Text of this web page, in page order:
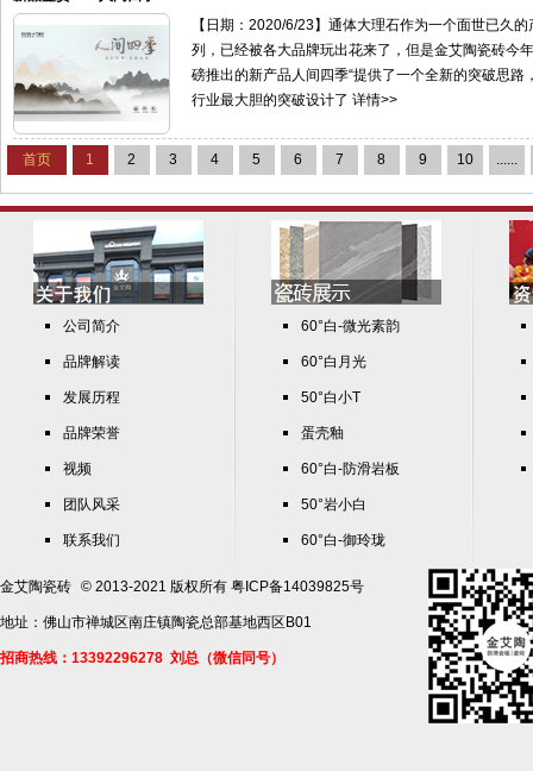
【日期：2020/6/23】通体大理石作为一个面世已久的
列，已经被各大品牌玩出花来了，但是金艾陶瓷砖今
磅推出的新产品人间四季“提供了一个全新的突破思路
行业最大胆的突破设计了 详情>>
首页 1 2 3 4 5 6 7 8 9 10 ......
公司简介
品牌解读
发展历程
品牌荣誉
视频
团队风采
联系我们
60°白-微光素韵
60°白月光
50°白小T
蛋壳釉
60°白-防滑岩板
50°岩小白
60°白-御玲珑
金艾陶瓷砖 © 2013-2021 版权所有 粤ICP备14039825号
地址：佛山市禅城区南庄镇陶瓷总部基地西区B01
招商热线：13392296278 刘总（微信同号）